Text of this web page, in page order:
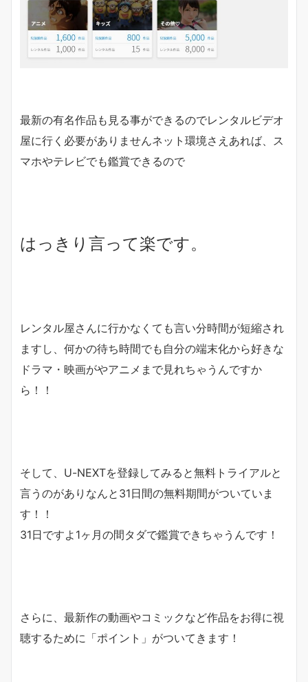
最新の有名作品も見る事ができるのでレンタルビデオ
屋に行く必要がありませんネット環境さえあれば、ス
マホやテレビでも鑑賞できるので
はっきり言って楽です。
レンタル屋さんに行かなくても言い分時間が短縮され
ますし、何かの待ち時間でも自分の端末化から好きな
ドラマ・映画がやアニメまで見れちゃうんですか
ら！！
そして、U-NEXTを登録してみると無料トライアルと
言うのがありなんと 31日間の無料期間がついていま
す！！
31日ですよ1ヶ月の間タダで鑑賞できちゃうんです！
さらに、最新作の動画やコミックなど作品をお得に視
聴するために「ポイント 」がついてきます！